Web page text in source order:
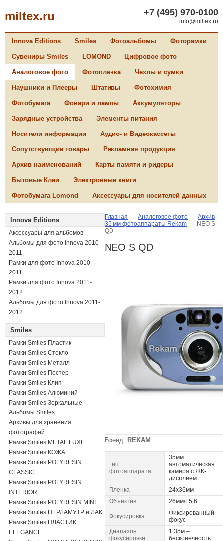
miltex.ru +7 (495) 970-0100
info@miltex.ru
Innova Editions Smiles Фотоальбомы Фоторамки
Сувениры Smiles LOMOND Цифровое фото
Аналоговое фото Фотопленка Чехлы и сумки
Наушники и Плееры Штативы Фотохимия
Фотобумага Фонари и лампы Аккумуляторы
Зарядные устройства Элементы питания
Носители информации Аудио- и Видеокассеты
Сопутствующие товары Рекламная продукция
Архив наименований Карты памяти и ридеры
Бытовые Клеи Электронные книги
Фотобумага Lomond Аксессуары для носителей данных
Innova Editions
Аксессуары для альбомов
Альбомы для фото Innova 2010-
2011
Рамки для фото Innova 2010-
2011
Рамки для фото Innova 2011-
2012
Альбомы для фото Innova 2011-
2012
Smiles
Рамки Smiles Пластик
Рамки Smiles Стекло
Рамки Smiles Металл
Рамки Smiles Постер
Рамки Smiles Клип
Рамки Smiles Алюминий
Рамки Smiles Зеркальные
Альбомы Smiles
Архивы для хранения
фотографий
Рамки Smiles METAL LUXE
Рамки Smiles КОЖА
Рамки Smiles POLYRESIN
CLASSIC
Рамки Smiles POLYRESIN
INTERIOR
Рамки Smiles POLYRESIN MINI
Рамки Smiles ПЕРЛАМУТР и ЛАК
Рамки Smiles ПЛАСТИК
ELEGANCE
Главная → Аналоговое фото → Архив
35 мм фотоаппараты Rekam → NEO S
QD
NEO S QD
Бренд: REKAM
Тип
фотоаппарата
35мм
автоматическая
камера с ЖК-
дисплеем
Пленка
24х36мм
Объектив
26мм/F5.6
Фокусировка
Фиксированный
фокус
Диапазон
фокусировки
1.35м –
бесконечность